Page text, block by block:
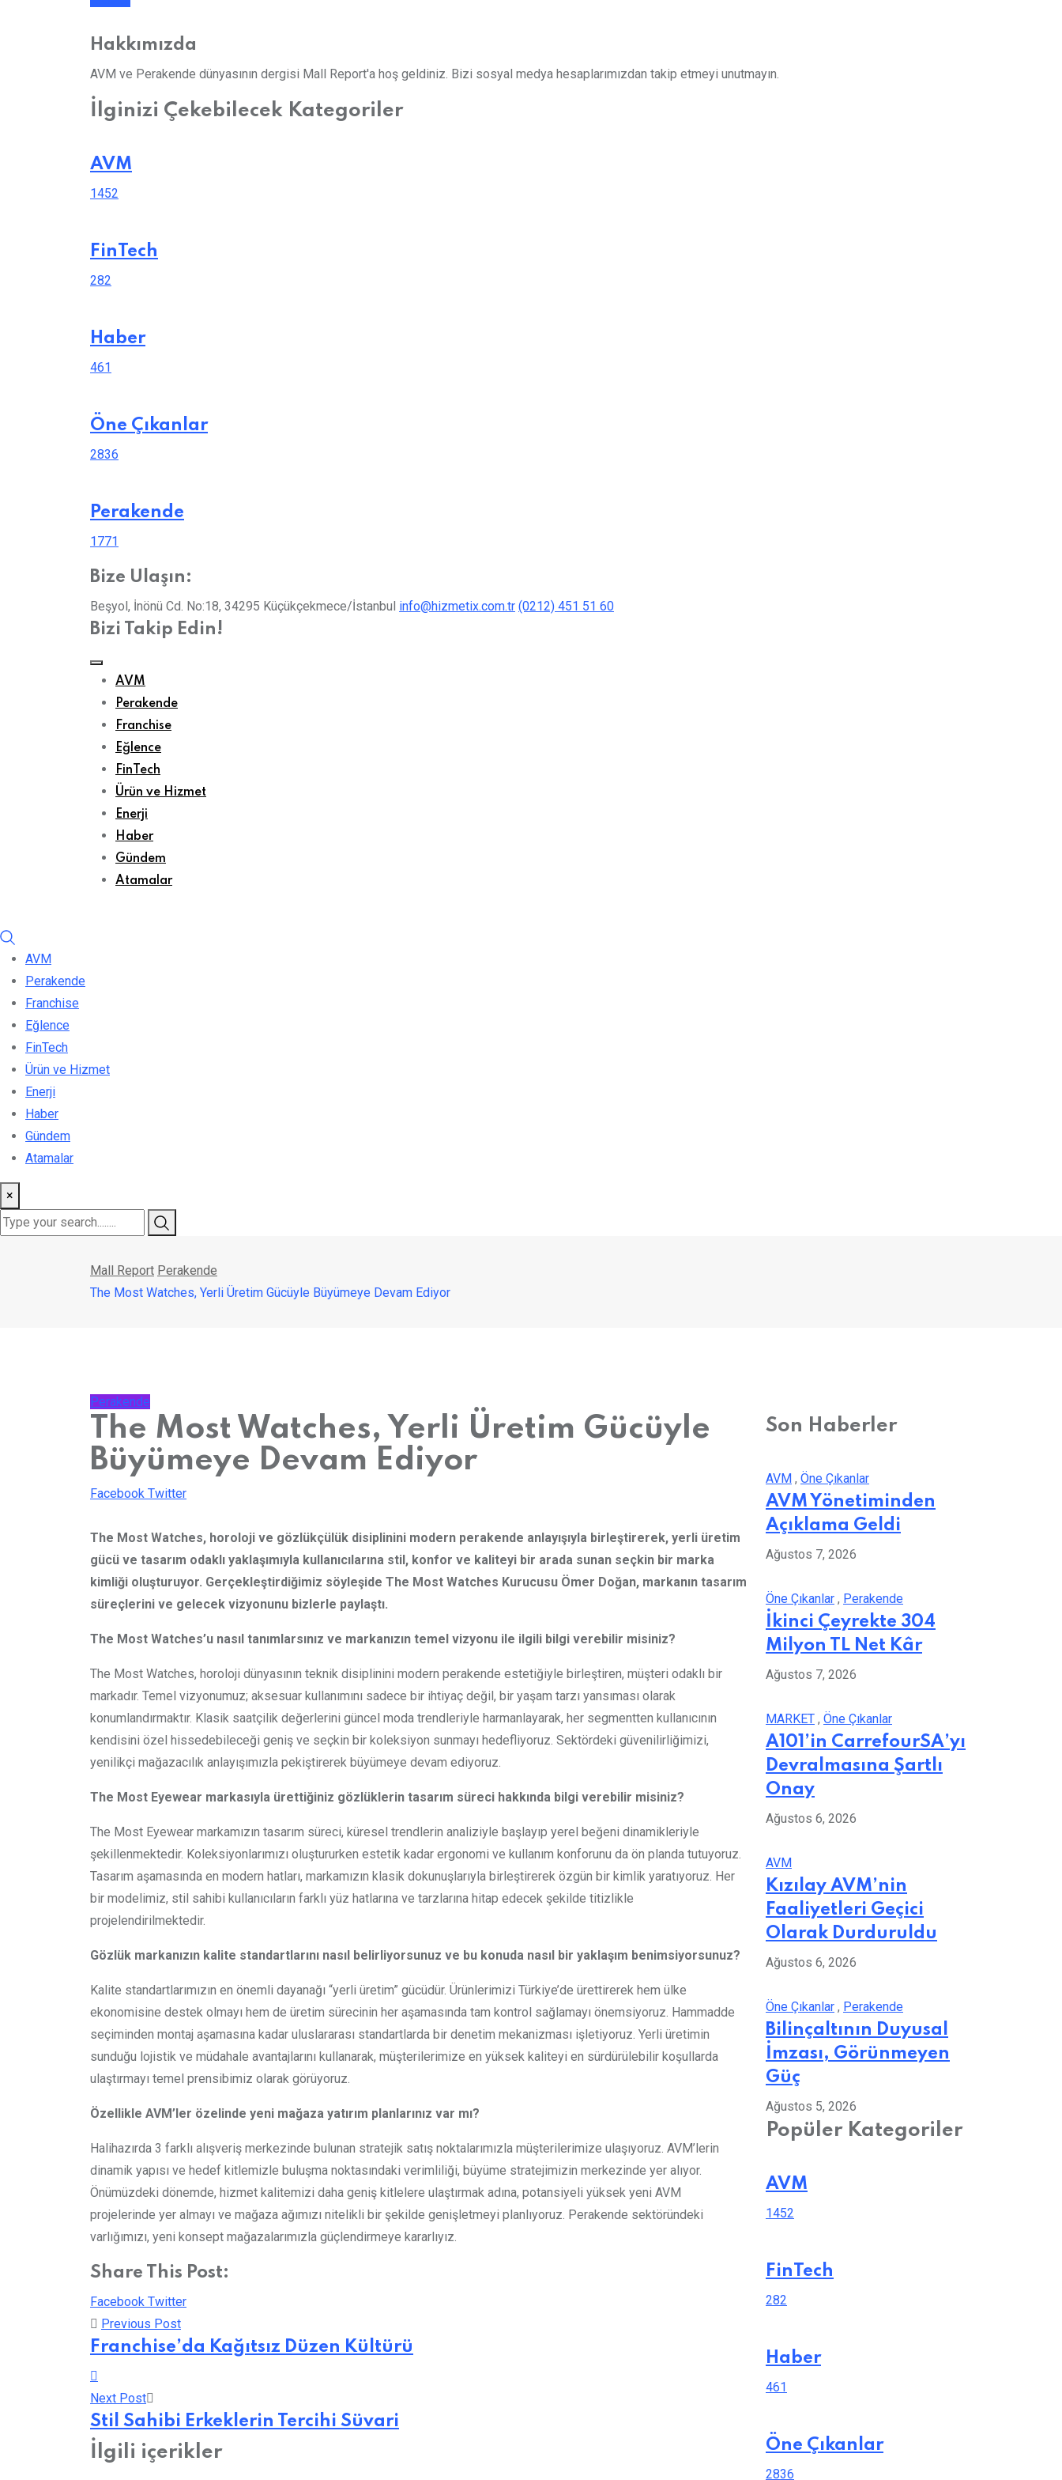
Hakkımızda
AVM ve Perakende dünyasının dergisi Mall Report'a hoş geldiniz. Bizi sosyal medya hesaplarımızdan takip etmeyi unutmayın.
İlginizi Çekebilecek Kategoriler
AVM
1452
FinTech
282
Haber
461
Öne Çıkanlar
2836
Perakende
1771
Bize Ulaşın:
Beşyol, İnönü Cd. No:18, 34295 Küçükçekmece/İstanbul info@hizmetix.com.tr (0212) 451 51 60
Bizi Takip Edin!
AVM
Perakende
Franchise
Eğlence
FinTech
Ürün ve Hizmet
Enerji
Haber
Gündem
Atamalar
AVM
Perakende
Franchise
Eğlence
FinTech
Ürün ve Hizmet
Enerji
Haber
Gündem
Atamalar
×
Mall Report Perakende
The Most Watches, Yerli Üretim Gücüyle Büyümeye Devam Ediyor
Perakende
The Most Watches, Yerli Üretim Gücüyle
Büyümeye Devam Ediyor
Facebook TwitterLinkedIn
Whatsapp
Print
Share
Email
The Most Watches, horoloji ve gözlükçülük disiplinini modern perakende anlayışıyla birleştirerek, yerli üretim
gücü ve tasarım odaklı yaklaşımıyla kullanıcılarına stil, konfor ve kaliteyi bir arada sunan seçkin bir marka
kimliği oluşturuyor. Gerçekleştirdiğimiz söyleşide The Most Watches Kurucusu Ömer Doğan, markanın tasarım
süreçlerini ve gelecek vizyonunu bizlerle paylaştı.
The Most Watches’u nasıl tanımlarsınız ve markanızın temel vizyonu ile ilgili bilgi verebilir misiniz?
The Most Watches, horoloji dünyasının teknik disiplinini modern perakende estetiğiyle birleştiren, müşteri odaklı bir
markadır. Temel vizyonumuz; aksesuar kullanımını sadece bir ihtiyaç değil, bir yaşam tarzı yansıması olarak
konumlandırmaktır. Klasik saatçilik değerlerini güncel moda trendleriyle harmanlayarak, her segmentten kullanıcının
kendisini özel hissedebileceği geniş ve seçkin bir koleksiyon sunmayı hedefliyoruz. Sektördeki güvenilirliğimizi,
yenilikçi mağazacılık anlayışımızla pekiştirerek büyümeye devam ediyoruz.
The Most Eyewear markasıyla ürettiğiniz gözlüklerin tasarım süreci hakkında bilgi verebilir misiniz?
The Most Eyewear markamızın tasarım süreci, küresel trendlerin analiziyle başlayıp yerel beğeni dinamikleriyle
şekillenmektedir. Koleksiyonlarımızı oluştururken estetik kadar ergonomi ve kullanım konforunu da ön planda tutuyoruz.
Tasarım aşamasında en modern hatları, markamızın klasik dokunuşlarıyla birleştirerek özgün bir kimlik yaratıyoruz. Her
bir modelimiz, stil sahibi kullanıcıların farklı yüz hatlarına ve tarzlarına hitap edecek şekilde titizlikle
projelendirilmektedir.
Gözlük markanızın kalite standartlarını nasıl belirliyorsunuz ve bu konuda nasıl bir yaklaşım benimsiyorsunuz?
Kalite standartlarımızın en önemli dayanağı “yerli üretim” gücüdür. Ürünlerimizi Türkiye’de ürettirerek hem ülke
ekonomisine destek olmayı hem de üretim sürecinin her aşamasında tam kontrol sağlamayı önemsiyoruz. Hammadde
seçiminden montaj aşamasına kadar uluslararası standartlarda bir denetim mekanizması işletiyoruz. Yerli üretimin
sunduğu lojistik ve müdahale avantajlarını kullanarak, müşterilerimize en yüksek kaliteyi en sürdürülebilir koşullarda
ulaştırmayı temel prensibimiz olarak görüyoruz.
Özellikle AVM’ler özelinde yeni mağaza yatırım planlarınız var mı?
Halihazırda 3 farklı alışveriş merkezinde bulunan stratejik satış noktalarımızla müşterilerimize ulaşıyoruz. AVM’lerin
dinamik yapısı ve hedef kitlemizle buluşma noktasındaki verimliliği, büyüme stratejimizin merkezinde yer alıyor.
Önümüzdeki dönemde, hizmet kalitemizi daha geniş kitlelere ulaştırmak adına, potansiyeli yüksek yeni AVM
projelerinde yer almayı ve mağaza ağımızı nitelikli bir şekilde genişletmeyi planlıyoruz. Perakende sektöründeki
varlığımızı, yeni konsept mağazalarımızla güçlendirmeye kararlıyız.
Share This Post:
Facebook TwitterLinkedIn
Whatsapp
Print
Share
Email
Previous Post
Franchise’da Kağıtsız Düzen Kültürü
Next Post
Stil Sahibi Erkeklerin Tercihi Süvari
İlgili içerikler
Son Haberler
AVM , Öne Çıkanlar
AVM Yönetiminden
Açıklama Geldi
Ağustos 7, 2026
Öne Çıkanlar , Perakende
İkinci Çeyrekte 304
Milyon TL Net Kâr
Ağustos 7, 2026
MARKET , Öne Çıkanlar
A101’in CarrefourSA’yı
Devralmasına Şartlı
Onay
Ağustos 6, 2026
AVM
Kızılay AVM’nin
Faaliyetleri Geçici
Olarak Durduruldu
Ağustos 6, 2026
Öne Çıkanlar , Perakende
Bilinçaltının Duyusal
İmzası, Görünmeyen
Güç
Ağustos 5, 2026
Popüler Kategoriler
AVM
1452
FinTech
282
Haber
461
Öne Çıkanlar
2836